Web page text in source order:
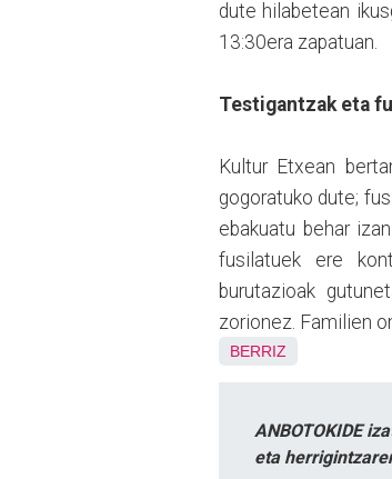
dute hilabetean
13:30era zapatuan.
Testigantzak eta
Kultur Etxean
gogoratuko dute;
ebakuatu behar
fusilatuek ere
burutazioak
zorionez. Familien
BERRIZ
ANBOTOKIDE
eta